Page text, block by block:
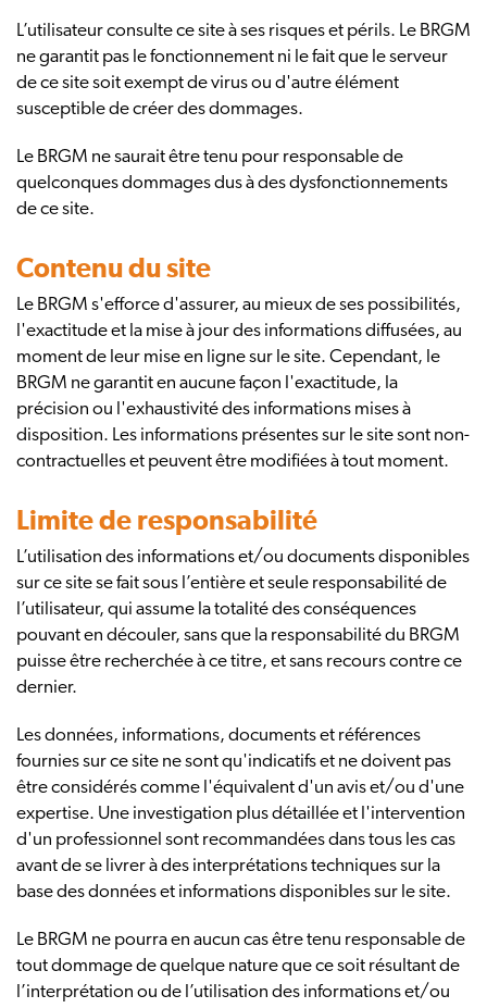
L’utilisateur consulte ce site à ses risques et périls. Le BRGM
ne garantit pas le fonctionnement ni le fait que le serveur
de ce site soit exempt de virus ou d'autre élément
susceptible de créer des dommages.
Le BRGM ne saurait être tenu pour responsable de
quelconques dommages dus à des dysfonctionnements
de ce site.
Contenu du site
Le BRGM s'efforce d'assurer, au mieux de ses possibilités,
l'exactitude et la mise à jour des informations diffusées, au
moment de leur mise en ligne sur le site. Cependant, le
BRGM ne garantit en aucune façon l'exactitude, la
précision ou l'exhaustivité des informations mises à
disposition. Les informations présentes sur le site sont non-
contractuelles et peuvent être modifiées à tout moment.
Limite de responsabilité
L’utilisation des informations et/ou documents disponibles
sur ce site se fait sous l’entière et seule responsabilité de
l’utilisateur, qui assume la totalité des conséquences
pouvant en découler, sans que la responsabilité du BRGM
puisse être recherchée à ce titre, et sans recours contre ce
dernier.
Les données, informations, documents et références
fournies sur ce site ne sont qu'indicatifs et ne doivent pas
être considérés comme l'équivalent d'un avis et/ou d'une
expertise. Une investigation plus détaillée et l'intervention
d'un professionnel sont recommandées dans tous les cas
avant de se livrer à des interprétations techniques sur la
base des données et informations disponibles sur le site.
Le BRGM ne pourra en aucun cas être tenu responsable de
tout dommage de quelque nature que ce soit résultant de
l’interprétation ou de l’utilisation des informations et/ou